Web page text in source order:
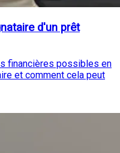
d'un prêt
financières possibles en
et comment cela peut